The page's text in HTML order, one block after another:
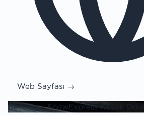
Web Sayfası →
Beceren - SnowExpress Kayak